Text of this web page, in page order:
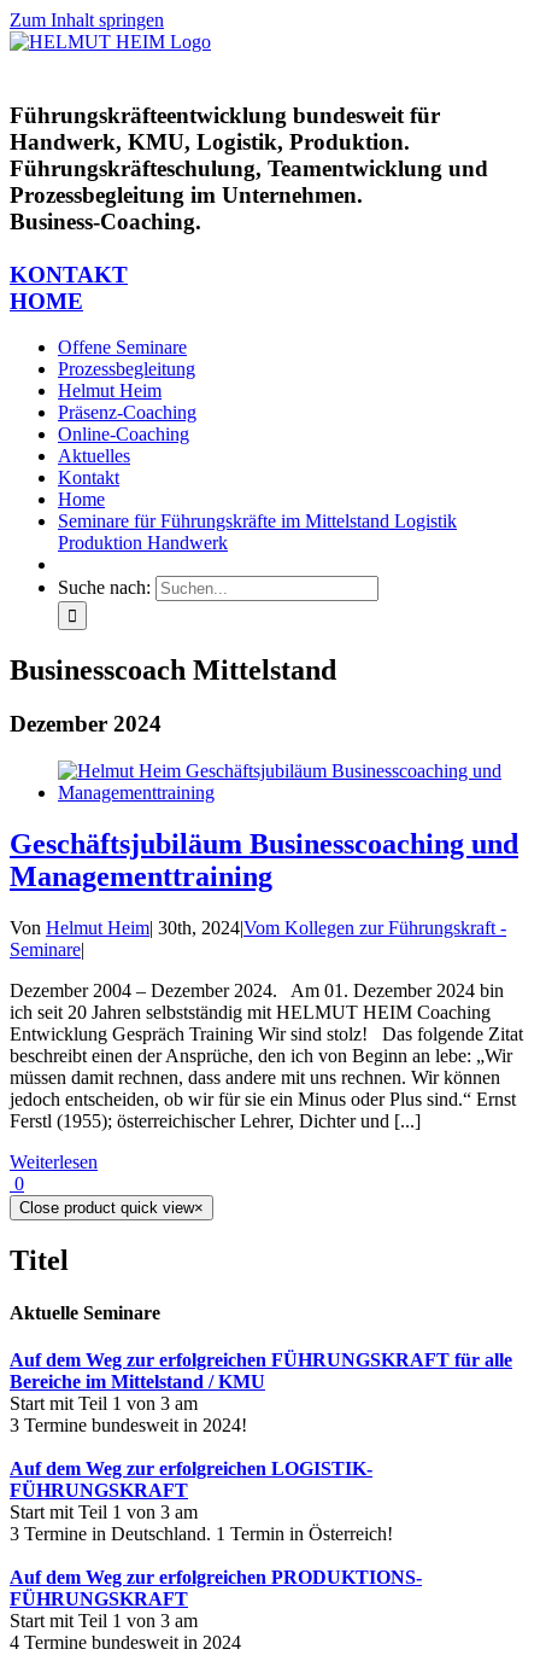
Zum Inhalt springen
Führungskräfteentwicklung bundesweit für
Handwerk, KMU, Logistik, Produktion.
Führungskräfteschulung, Teamentwicklung und
Prozessbegleitung im Unternehmen.
Business-Coaching.
KONTAKT
HOME
Offene Seminare
Prozessbegleitung
Helmut Heim
Präsenz-Coaching
Online-Coaching
Aktuelles
Kontakt
Home
Seminare für Führungskräfte im Mittelstand Logistik
Produktion Handwerk
Suche nach:
Businesscoach Mittelstand
Dezember 2024
Geschäftsjubiläum Businesscoaching und
Managementtraining
Von Helmut Heim| 30th, 2024|Vom Kollegen zur Führungskraft -
Seminare|
Dezember 2004 – Dezember 2024. Am 01. Dezember 2024 bin
ich seit 20 Jahren selbstständig mit HELMUT HEIM Coaching
Entwicklung Gespräch Training Wir sind stolz! Das folgende Zitat
beschreibt einen der Ansprüche, den ich von Beginn an lebe: „Wir
müssen damit rechnen, dass andere mit uns rechnen. Wir können
jedoch entscheiden, ob wir für sie ein Minus oder Plus sind.“ Ernst
Ferstl (1955); österreichischer Lehrer, Dichter und [...]
Weiterlesen
0
Close product quick view×
Titel
Aktuelle Seminare
Auf dem Weg zur erfolgreichen FÜHRUNGSKRAFT für alle
Bereiche im Mittelstand / KMU
Start mit Teil 1 von 3 am
3 Termine bundesweit in 2024!
Auf dem Weg zur erfolgreichen LOGISTIK-
FÜHRUNGSKRAFT
Start mit Teil 1 von 3 am
3 Termine in Deutschland. 1 Termin in Österreich!
Auf dem Weg zur erfolgreichen PRODUKTIONS-
FÜHRUNGSKRAFT
Start mit Teil 1 von 3 am
4 Termine bundesweit in 2024